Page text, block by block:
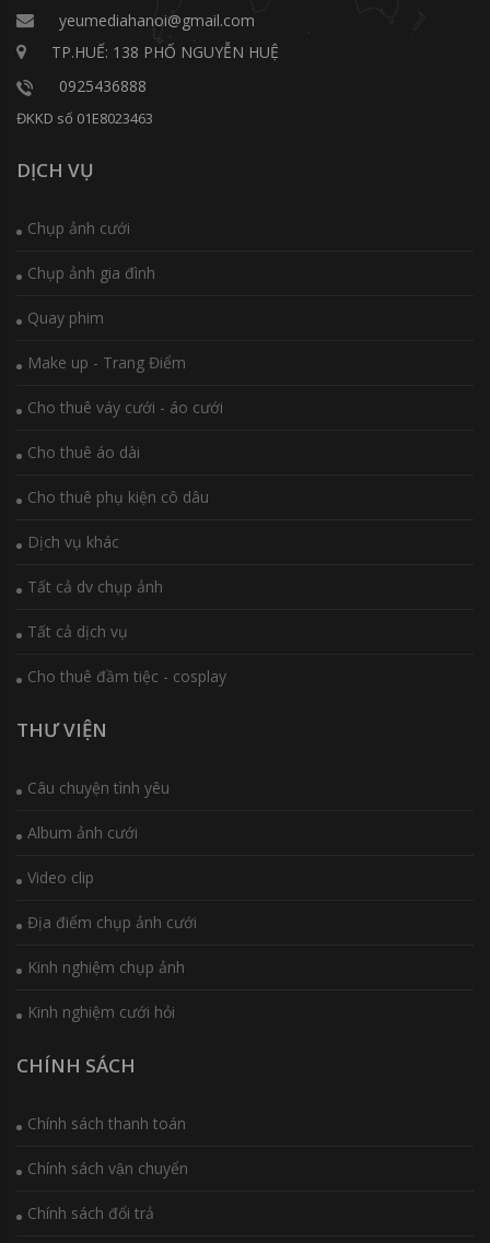
yeumediahanoi@gmail.com
TP.HUẾ: 138 PHỐ NGUYỄN HUỆ
0925436888
ĐKKD số 01E8023463
DỊCH VỤ
Chụp ảnh cưới
Chụp ảnh gia đình
Quay phim
Make up - Trang Điểm
Cho thuê váy cưới - áo cưới
Cho thuê áo dài
Cho thuê phụ kiện cô dâu
Dịch vụ khác
Tất cả dv chụp ảnh
Tất cả dịch vụ
Cho thuê đầm tiệc - cosplay
THƯ VIỆN
Câu chuyện tình yêu
Album ảnh cưới
Video clip
Địa điểm chụp ảnh cưới
Kinh nghiệm chụp ảnh
Kinh nghiệm cưới hỏi
CHÍNH SÁCH
Chính sách thanh toán
Chính sách vận chuyển
Chính sách đổi trả